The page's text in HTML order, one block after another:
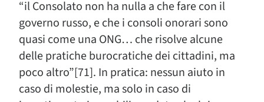
“il Consolato non ha nulla a che fare con il
governo russo, e che i consoli onorari sono
quasi come una ONG… che risolve alcune
delle pratiche burocratiche dei cittadini, ma
poco altro”[71]. In pratica: nessun aiuto in
caso di molestie, ma solo in caso di